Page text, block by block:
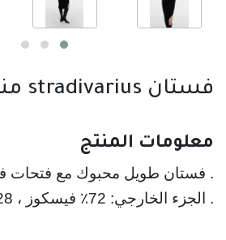
فستان stradivarius منسوج
معلومات المنتج
. الجزء الخارجي: 72٪ فيسكوز ، 28٪ نيلون